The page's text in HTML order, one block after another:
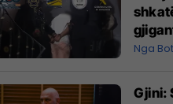
Nga
Gjini: